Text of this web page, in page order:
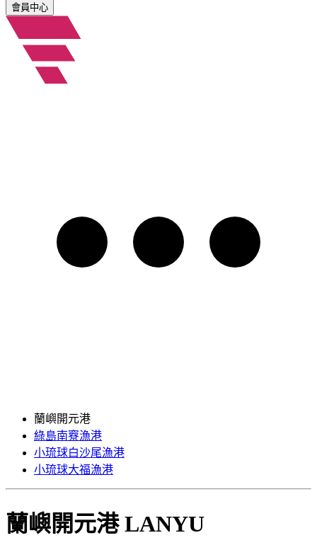
會員中心
蘭嶼開元港
綠島南竂漁港
小琉球白沙尾漁港
小琉球大福漁港
蘭嶼開元港LANYU